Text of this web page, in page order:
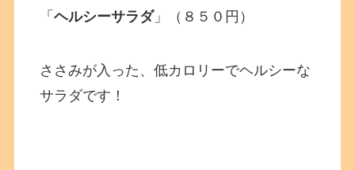
「ヘルシーサラダ」（８５０円）
ささみが入った、低カロリーでヘルシーな
サラダです！